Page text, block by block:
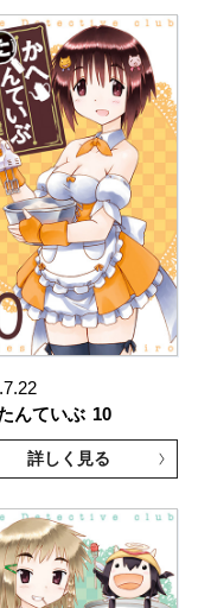
んていぶ 10
詳しく見る